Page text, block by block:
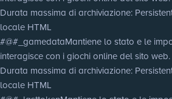
Durata massima di archiviazione:
locale HTML
#@#_gamedataMantiene lo stato e le
interagisce con i giochi online del sito web.
Durata massima di archiviazione:
locale HTML